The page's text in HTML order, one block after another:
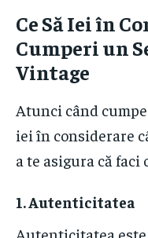
Ce Să Iei în
Cumperi un
Vintage
Atunci când
iei în considerare
a te asigura că
1. Autenticitatea
Autenticitatea